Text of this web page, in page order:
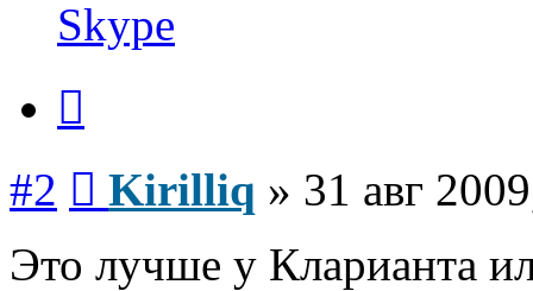
Kirilliq
Skype
#2 Kirilliq » 31 авг
Это лучше у Кларианта